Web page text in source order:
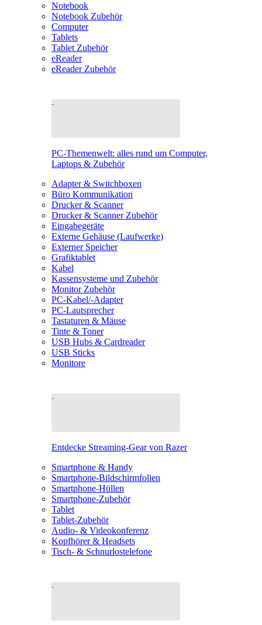
Notebook
Notebook Zubehör
Computer
Tablets
Tablet Zubehör
eReader
eReader Zubehör
PC-Themenwelt: alles rund um Computer,
Laptops & Zubehör
Adapter & Switchboxen
Büro Kommunikation
Drucker & Scanner
Drucker & Scanner Zubehör
Eingabegeräte
Externe Gehäuse (Laufwerke)
Externer Speicher
Grafiktablet
Kabel
Kassensysteme und Zubehör
Monitor Zubehör
PC-Kabel/-Adapter
PC-Lautsprecher
Tastaturen & Mäuse
Tinte & Toner
USB Hubs & Cardreader
USB Sticks
Monitore
Entdecke Streaming-Gear von Razer
Smartphone & Handy
Smartphone-Bildschirmfolien
Smartphone-Hüllen
Smartphone-Zubehör
Tablet
Tablet-Zubehör
Audio- & Videokonferenz
Kopfhörer & Headsets
Tisch- & Schnurlostelefone